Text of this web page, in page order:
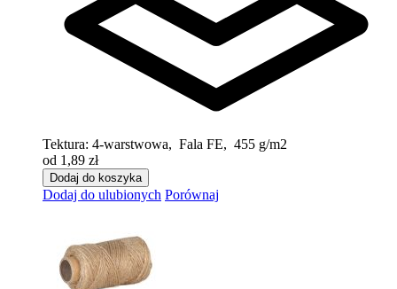
Tektura: 4-warstwowa, Fala FE, 455 g/m2
od 1,89 zł
Dodaj do koszyka
Dodaj do ulubionych Porównaj